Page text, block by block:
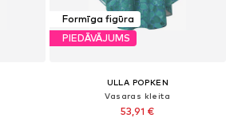
Formīga figūra
PIEDĀVĀJUMS
ULLA POPKEN
Vasaras kleita
53,91 €